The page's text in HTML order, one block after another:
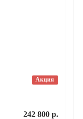
Акция
242 800 р.